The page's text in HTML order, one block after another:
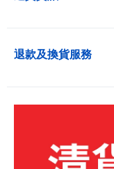
退款及換貨服務